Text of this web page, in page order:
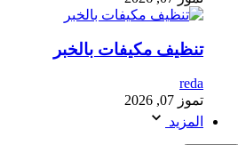
تنظيف مكيفات بالخبر
reda
تموز 07, 2026
المزيد